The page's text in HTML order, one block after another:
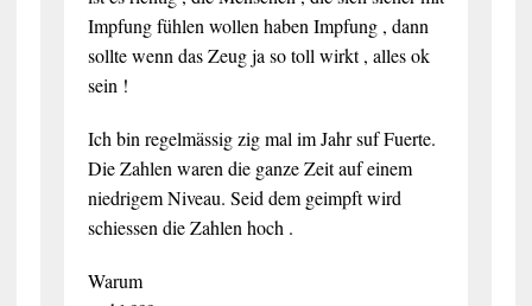
Impfung fühlen wollen haben Impfung , dann
sollte wenn das Zeug ja so toll wirkt , alles ok
sein !
Ich bin regelmässig zig mal im Jahr suf Fuerte.
Die Zahlen waren die ganze Zeit auf einem
niedrigem Niveau. Seid dem geimpft wird
schiessen die Zahlen hoch .
Warum